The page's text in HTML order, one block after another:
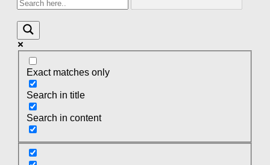
Exact matches only
Search in title
Search in content